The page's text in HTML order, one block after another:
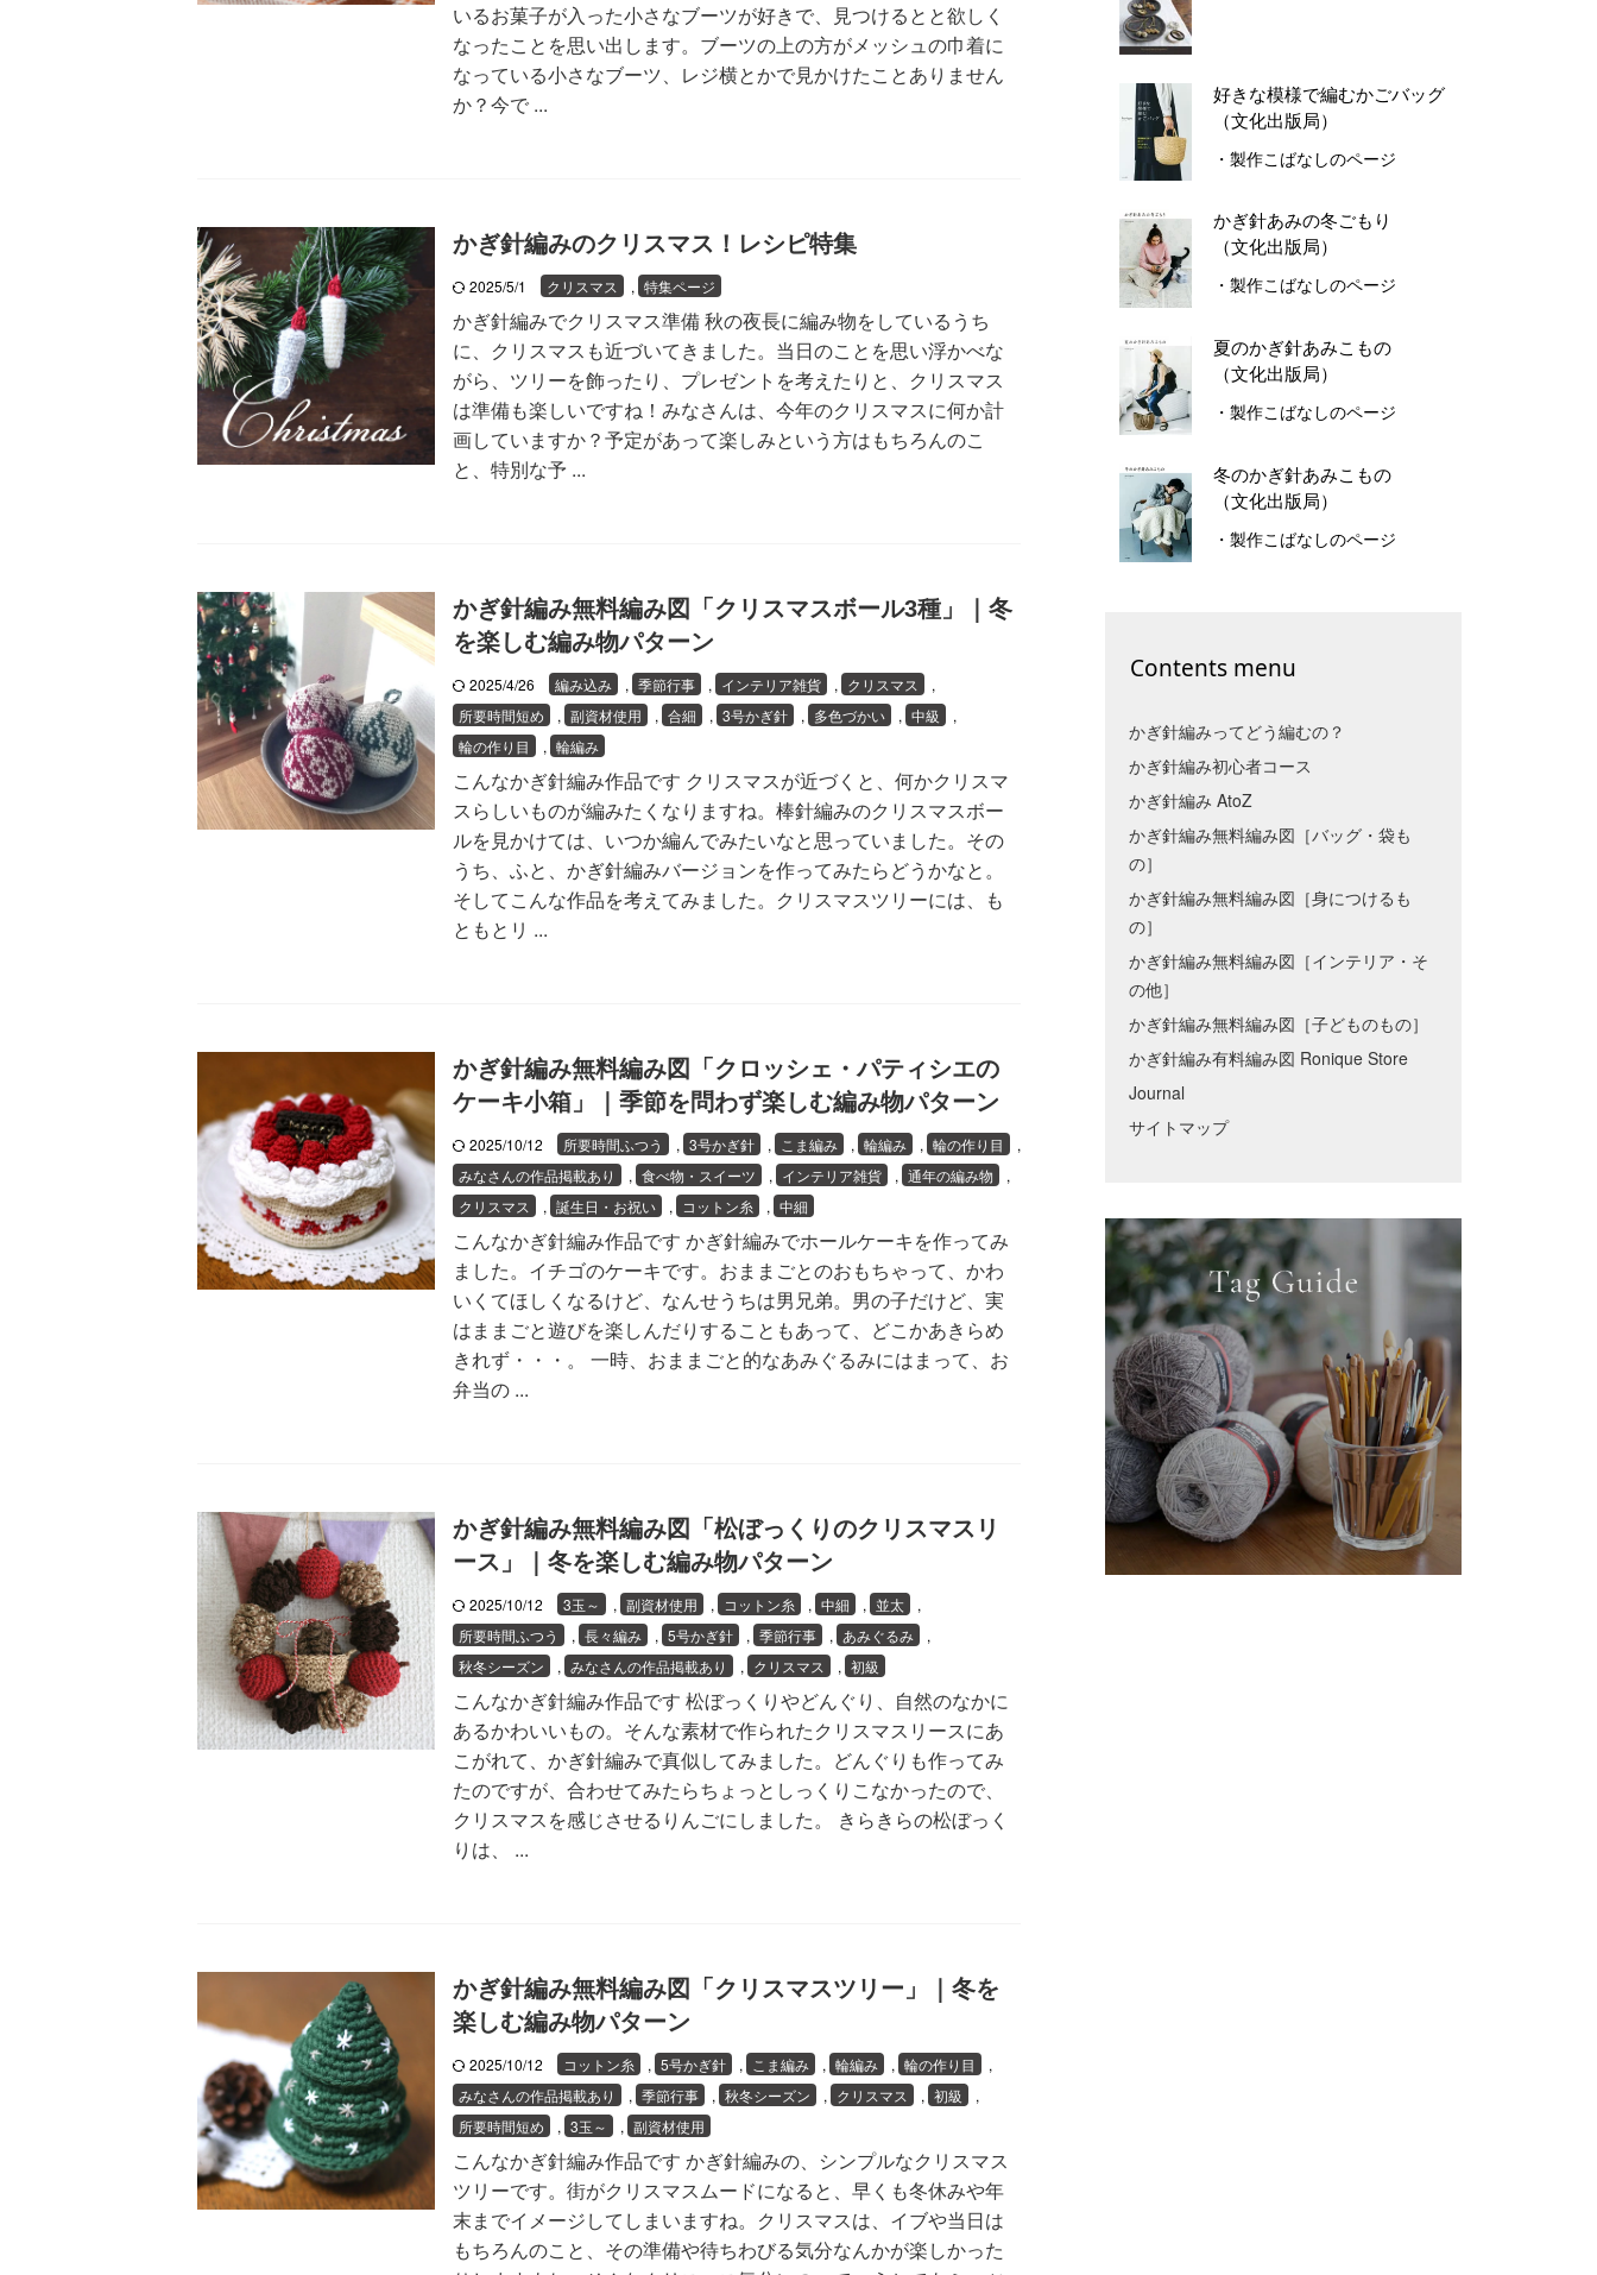
いるお菓子が入った小さなブーツが好きで、見つけるとと欲しく
なったことを思い出します。ブーツの上の方がメッシュの巾着に
なっている小さなブーツ、レジ横とかで見かけたことありません
か？今で ...
かぎ針編みのクリスマス！レシピ特集
2025/5/1 クリスマス , 特集ページ
かぎ針編みでクリスマス準備 秋の夜長に編み物をしているうち
に、クリスマスも近づいてきました。当日のことを思い浮かべな
がら、ツリーを飾ったり、プレゼントを考えたりと、クリスマス
は準備も楽しいですね！みなさんは、今年のクリスマスに何か計
画していますか？予定があって楽しみという方はもちろんのこ
と、特別な予 ...
かぎ針編み無料編み図「クリスマスボール3種」｜冬
を楽しむ編み物パターン
2025/4/26 編み込み , 季節行事 , インテリア雑貨 , クリスマス
,
所要時間短め
, 副資材使用 , 合細 , 3号かぎ針 , 多色づかい , 中級
,
輪の作り目
, 輪編み
こんなかぎ針編み作品です クリスマスが近づくと、何かクリスマ
スらしいものが編みたくなりますね。棒針編みのクリスマスボー
ルを見かけては、いつか編んでみたいなと思っていました。その
うち、ふと、かぎ針編みバージョンを作ってみたらどうかなと。
そしてこんな作品を考えてみました。クリスマスツリーには、も
ともとリ ...
かぎ針編み無料編み図「クロッシェ・パティシエの
ケーキ小箱」｜季節を問わず楽しむ編み物パターン
2025/10/12 所要時間ふつう , 3号かぎ針 , こま編み , 輪編み , 輪の作り目
,
みなさんの作品掲載あり
, 食べ物・スイーツ , インテリア雑貨 , 通年の編み物
,
クリスマス
, 誕生日・お祝い , コットン糸 , 中細
こんなかぎ針編み作品です かぎ針編みでホールケーキを作ってみ
ました。イチゴのケーキです。おままごとのおもちゃって、かわ
いくてほしくなるけど、なんせうちは男兄弟。男の子だけど、実
はままごと遊びを楽しんだりすることもあって、どこかあきらめ
きれず・・・。 一時、おままごと的なあみぐるみにはまって、お
弁当の ...
かぎ針編み無料編み図「松ぼっくりのクリスマスリ
ース」｜冬を楽しむ編み物パターン
2025/10/12 3玉～ , 副資材使用 , コットン糸 , 中細 , 並太
,
所要時間ふつう
, 長々編み , 5号かぎ針 , 季節行事 , あみぐるみ
,
秋冬シーズン
, みなさんの作品掲載あり , クリスマス , 初級
こんなかぎ針編み作品です 松ぼっくりやどんぐり、自然のなかに
あるかわいいもの。そんな素材で作られたクリスマスリースにあ
こがれて、かぎ針編みで真似してみました。どんぐりも作ってみ
たのですが、合わせてみたらちょっとしっくりこなかったので、
クリスマスを感じさせるりんごにしました。 きらきらの松ぼっく
りは、 ...
かぎ針編み無料編み図「クリスマスツリー」｜冬を
楽しむ編み物パターン
2025/10/12 コットン糸 , 5号かぎ針 , こま編み , 輪編み , 輪の作り目
,
みなさんの作品掲載あり
, 季節行事 , 秋冬シーズン , クリスマス , 初級
,
所要時間短め
, 3玉～ , 副資材使用
こんなかぎ針編み作品です かぎ針編みの、シンプルなクリスマス
ツリーです。街がクリスマスムードになると、早くも冬休みや年
末までイメージしてしまいますね。クリスマスは、イブや当日は
もちろんのこと、その準備や待ちわびる気分なんかが楽しかった
好きな模様で編むかごバッグ
（文化出版局）
・製作こばなしのページ
かぎ針あみの冬ごもり
（文化出版局）
・製作こばなしのページ
夏のかぎ針あみこもの
（文化出版局）
・製作こばなしのページ
冬のかぎ針あみこもの
（文化出版局）
・製作こばなしのページ
Contents menu
かぎ針編みってどう編むの？
かぎ針編み初心者コース
かぎ針編み AtoZ
かぎ針編み無料編み図［バッグ・袋も
の］
かぎ針編み無料編み図［身につけるも
の］
かぎ針編み無料編み図［インテリア・そ
の他］
かぎ針編み無料編み図［子どものもの］
かぎ針編み有料編み図 Ronique Store
Journal
サイトマップ